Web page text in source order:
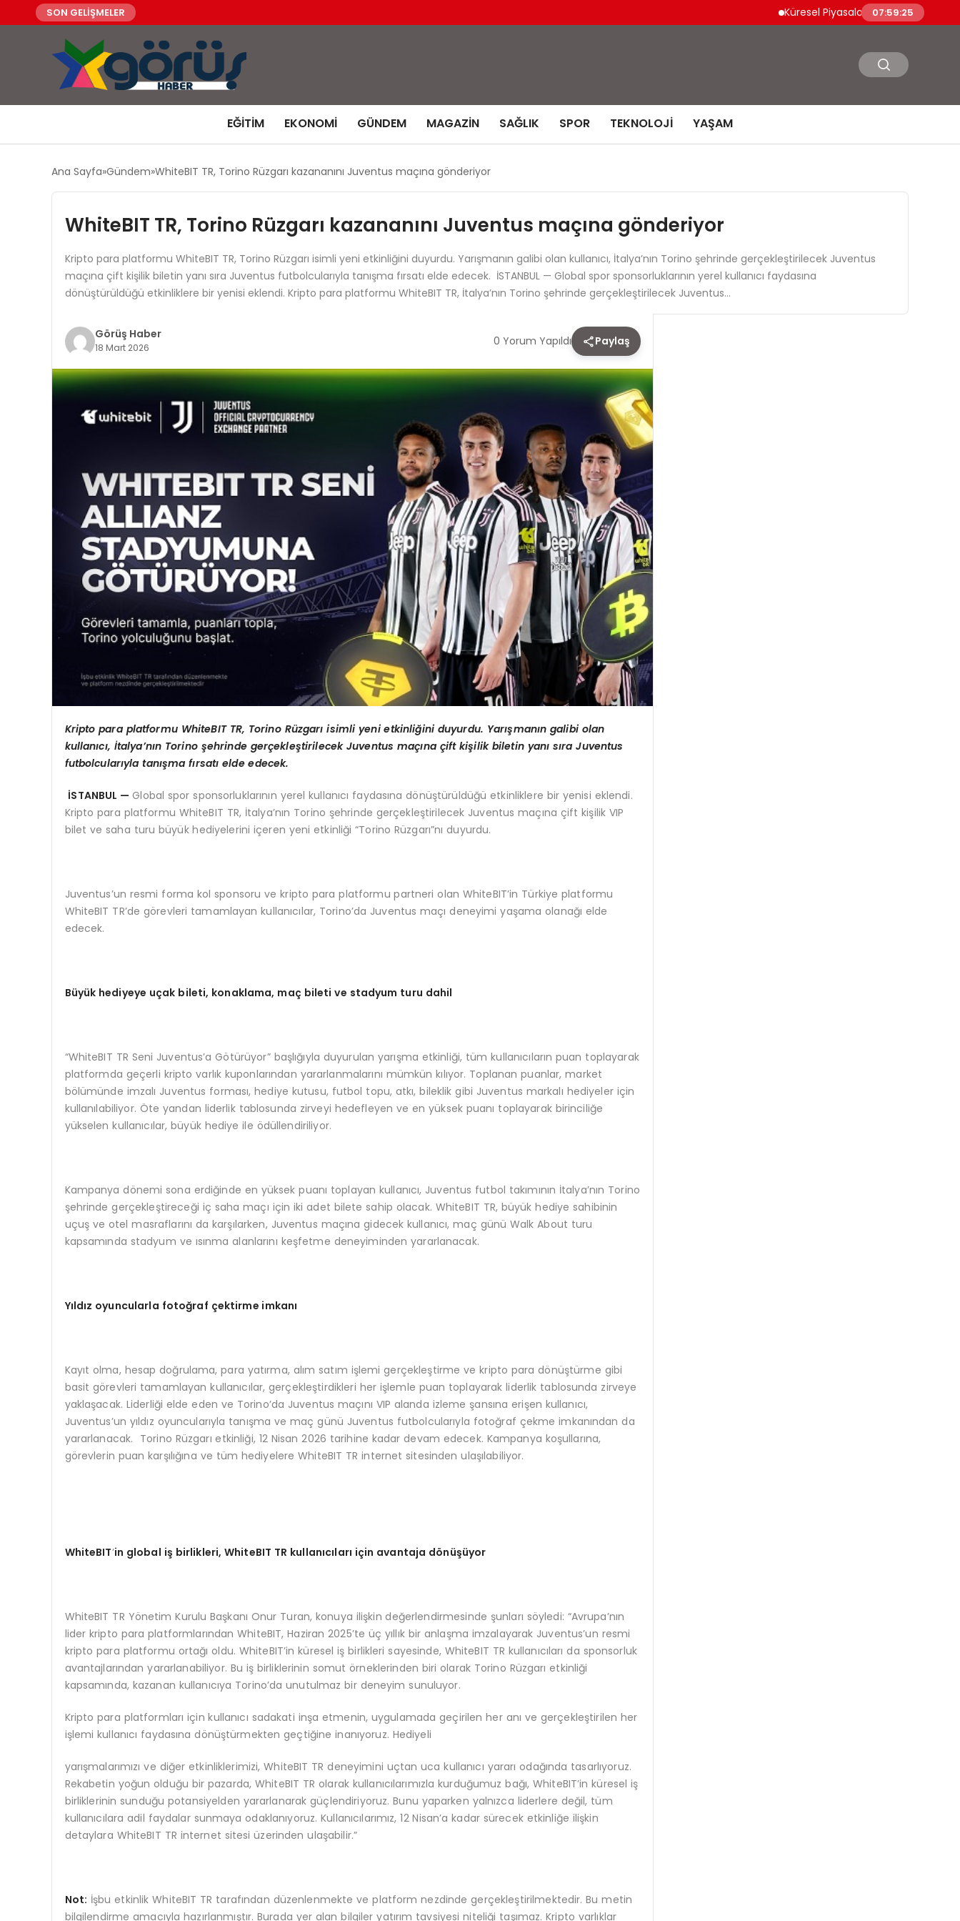
SON GELİŞMELER Küresel Piyasalarda Jeopolitik İyimserlik
07:59:26
EĞITIM EKONOMI GÜNDEM MAGAZIN SAĞLIK SPOR TEKNOLOJI YAŞAM
Ana Sayfa Gündem WhiteBIT TR, Torino Rüzgarı kazananını Juventus maçına gönderiyor
WhiteBIT TR, Torino Rüzgarı kazananını Juventus maçına gönderiyor
Kripto para platformu WhiteBIT TR, Torino Rüzgarı isimli yeni etkinliğini duyurdu. Yarışmanın galibi olan kullanıcı, İtalya’nın Torino şehrinde gerçekleştirilecek Juventus
maçına çift kişilik biletin yanı sıra Juventus futbolcularıyla tanışma fırsatı elde edecek. İSTANBUL — Global spor sponsorluklarının yerel kullanıcı faydasına
dönüştürüldüğü etkinliklere bir yenisi eklendi. Kripto para platformu WhiteBIT TR, İtalya’nın Torino şehrinde gerçekleştirilecek Juventus…
Görüş Haber
18 Mart 2026 0 Yorum Yapıldı Paylaş
Kripto para platformu WhiteBIT TR, Torino Rüzgarı isimli yeni etkinliğini duyurdu. Yarışmanın galibi olan
kullanıcı, İtalya’nın Torino şehrinde gerçekleştirilecek Juventus maçına çift kişilik biletin yanı sıra Juventus
futbolcularıyla tanışma fırsatı elde edecek.
İSTANBUL — Global spor sponsorluklarının yerel kullanıcı faydasına dönüştürüldüğü etkinliklere bir yenisi eklendi.
Kripto para platformu WhiteBIT TR, İtalya’nın Torino şehrinde gerçekleştirilecek Juventus maçına çift kişilik VIP
bilet ve saha turu büyük hediyelerini içeren yeni etkinliği “Torino Rüzgarı”nı duyurdu.
Juventus’un resmi forma kol sponsoru ve kripto para platformu partneri olan WhiteBIT’in Türkiye platformu
WhiteBIT TR’de görevleri tamamlayan kullanıcılar, Torino’da Juventus maçı deneyimi yaşama olanağı elde
edecek.
Büyük hediyeye uçak bileti, konaklama, maç bileti ve stadyum turu dahil
“WhiteBIT TR Seni Juventus’a Götürüyor” başlığıyla duyurulan yarışma etkinliği, tüm kullanıcıların puan toplayarak
platformda geçerli kripto varlık kuponlarından yararlanmalarını mümkün kılıyor. Toplanan puanlar, market
bölümünde imzalı Juventus forması, hediye kutusu, futbol topu, atkı, bileklik gibi Juventus markalı hediyeler için
kullanılabiliyor. Öte yandan liderlik tablosunda zirveyi hedefleyen ve en yüksek puanı toplayarak birinciliğe
yükselen kullanıcılar, büyük hediye ile ödüllendiriliyor.
Kampanya dönemi sona erdiğinde en yüksek puanı toplayan kullanıcı, Juventus futbol takımının İtalya’nın Torino
şehrinde gerçekleştireceği iç saha maçı için iki adet bilete sahip olacak. WhiteBIT TR, büyük hediye sahibinin
uçuş ve otel masraflarını da karşılarken, Juventus maçına gidecek kullanıcı, maç günü Walk About turu
kapsamında stadyum ve ısınma alanlarını keşfetme deneyiminden yararlanacak.
Yıldız oyuncularla fotoğraf çektirme imkanı
Kayıt olma, hesap doğrulama, para yatırma, alım satım işlemi gerçekleştirme ve kripto para dönüştürme gibi
basit görevleri tamamlayan kullanıcılar, gerçekleştirdikleri her işlemle puan toplayarak liderlik tablosunda zirveye
yaklaşacak. Liderliği elde eden ve Torino’da Juventus maçını VIP alanda izleme şansına erişen kullanıcı,
Juventus’un yıldız oyuncularıyla tanışma ve maç günü Juventus futbolcularıyla fotoğraf çekme imkanından da
yararlanacak. Torino Rüzgarı etkinliği, 12 Nisan 2026 tarihine kadar devam edecek. Kampanya koşullarına,
görevlerin puan karşılığına ve tüm hediyelere WhiteBIT TR internet sitesinden ulaşılabiliyor.
WhiteBIT’in global iş birlikleri, WhiteBIT TR kullanıcıları için avantaja dönüşüyor
WhiteBIT TR Yönetim Kurulu Başkanı Onur Turan, konuya ilişkin değerlendirmesinde şunları söyledi: “Avrupa’nın
lider kripto para platformlarından WhiteBIT, Haziran 2025’te üç yıllık bir anlaşma imzalayarak Juventus’un resmi
kripto para platformu ortağı oldu. WhiteBIT’in küresel iş birlikleri sayesinde, WhiteBIT TR kullanıcıları da sponsorluk
avantajlarından yararlanabiliyor. Bu iş birliklerinin somut örneklerinden biri olarak Torino Rüzgarı etkinliği
kapsamında, kazanan kullanıcıya Torino’da unutulmaz bir deneyim sunuluyor.
Kripto para platformları için kullanıcı sadakati inşa etmenin, uygulamada geçirilen her anı ve gerçekleştirilen her
işlemi kullanıcı faydasına dönüştürmekten geçtiğine inanıyoruz. Hediyeli
yarışmalarımızı ve diğer etkinliklerimizi, WhiteBIT TR deneyimini uçtan uca kullanıcı yararı odağında tasarlıyoruz.
Rekabetin yoğun olduğu bir pazarda, WhiteBIT TR olarak kullanıcılarımızla kurduğumuz bağı, WhiteBIT’in küresel iş
birliklerinin sunduğu potansiyelden yararlanarak güçlendiriyoruz. Bunu yaparken yalnızca liderlere değil, tüm
kullanıcılara adil faydalar sunmaya odaklanıyoruz. Kullanıcılarımız, 12 Nisan’a kadar sürecek etkinliğe ilişkin
detaylara WhiteBIT TR internet sitesi üzerinden ulaşabilir.”
Not: İşbu etkinlik WhiteBIT TR tarafından düzenlenmekte ve platform nezdinde gerçekleştirilmektedir. Bu metin
bilgilendirme amacıyla hazırlanmıştır. Burada yer alan bilgiler yatırım tavsiyesi niteliği taşımaz. Kripto varlıklar